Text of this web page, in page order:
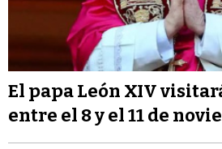
El papa León XIV
entre el 8 y el 11 de